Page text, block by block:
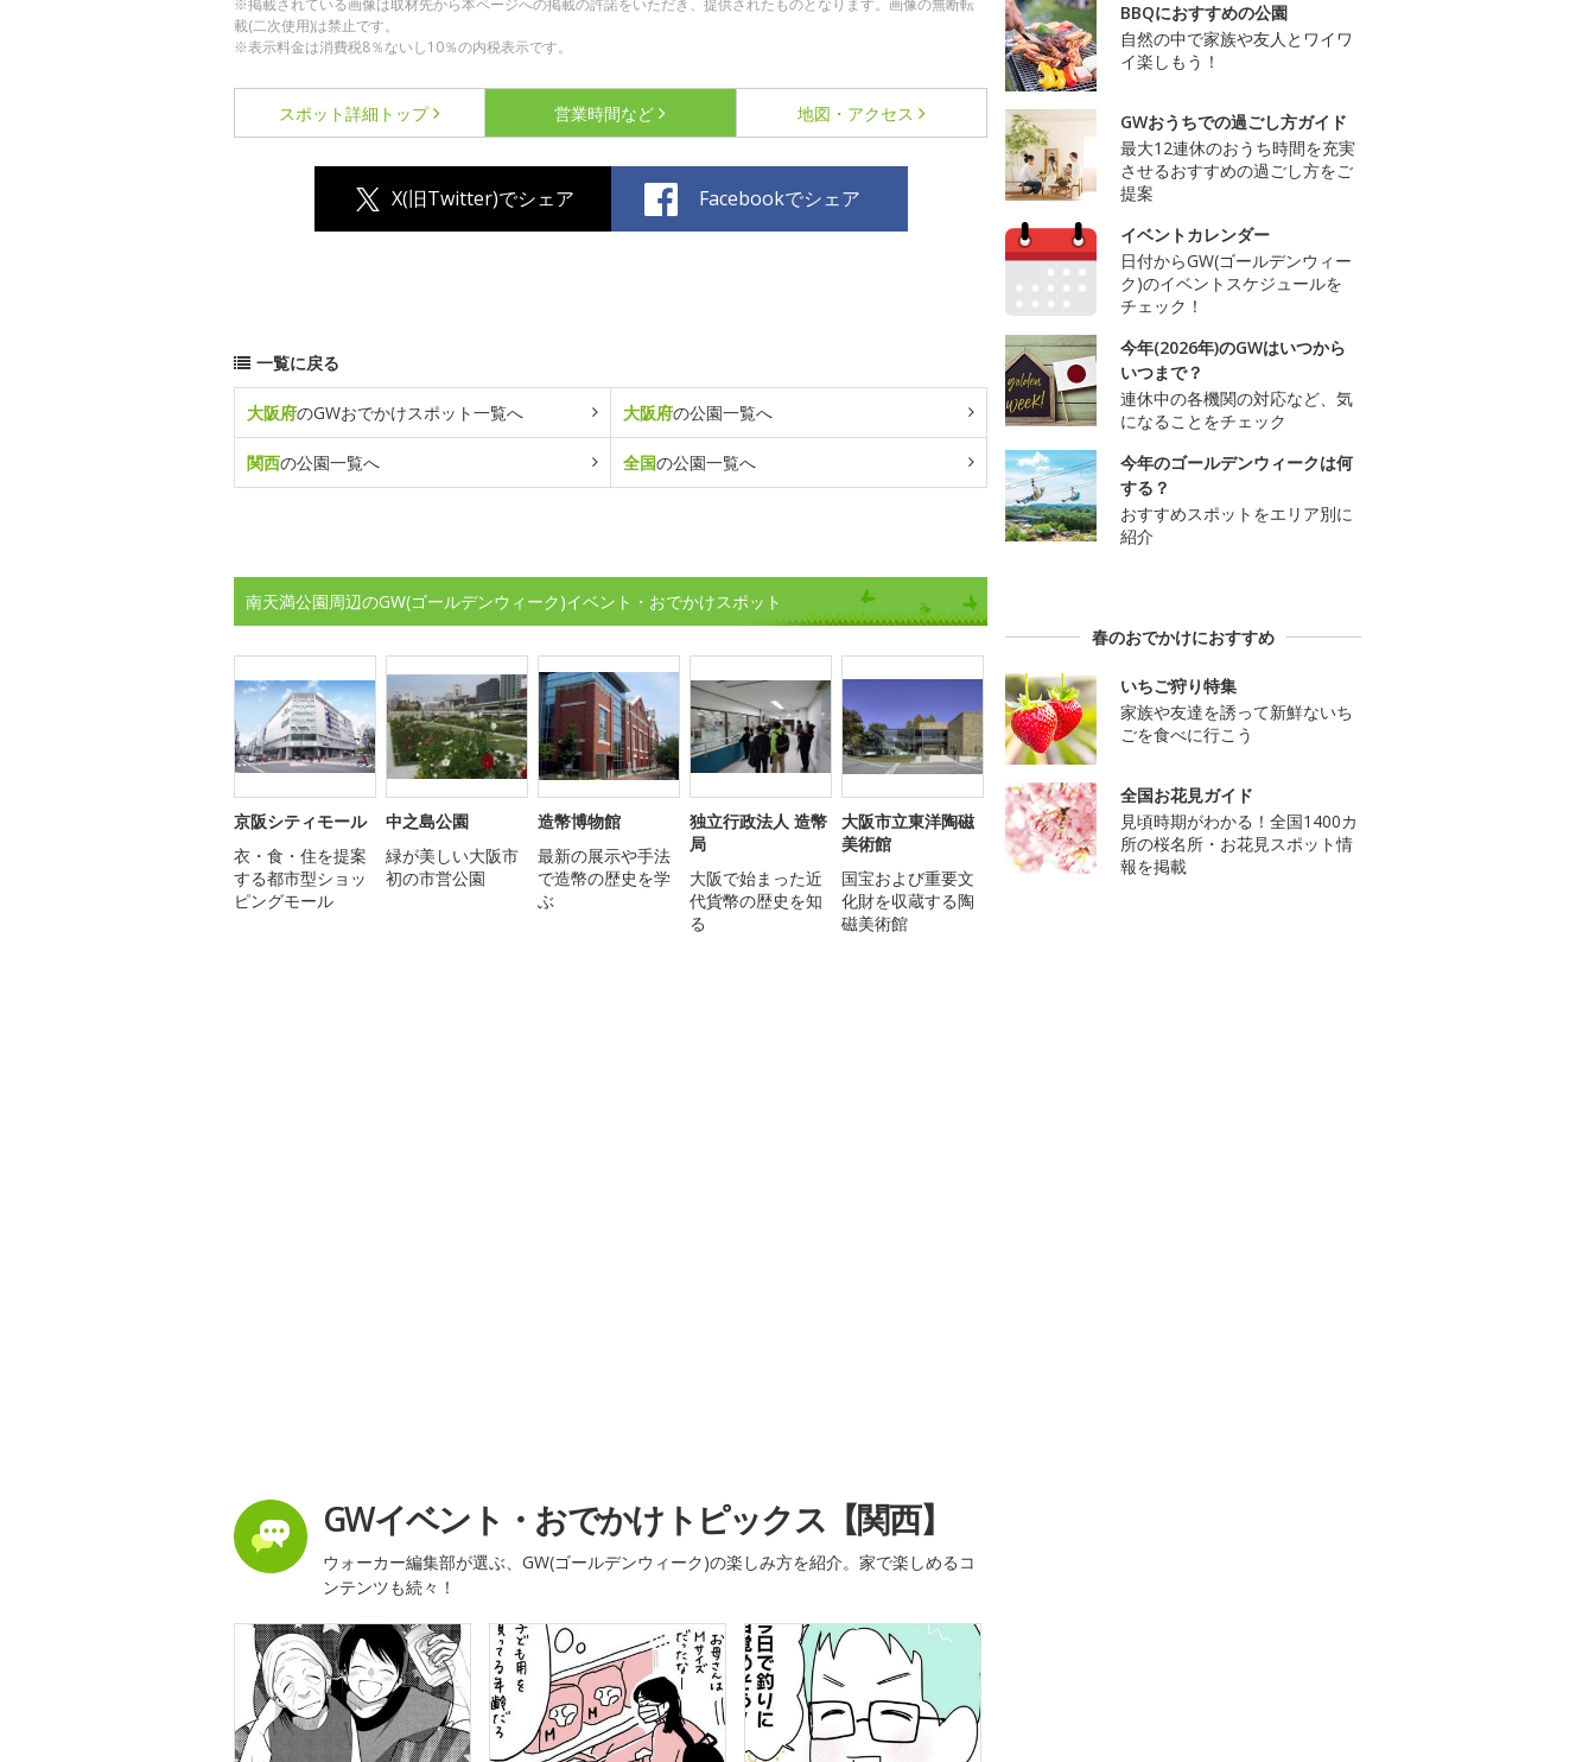
載(二次使用)は禁止です。
※表示料金は消費税8％ないし10％の内税表示です。
スポット詳細 トップ 営業時間など 地図・アクセス
X(旧Twitter)でシェア Facebookでシェア
一覧に戻る
大阪府のGWおでかけスポット一覧へ 大阪府の公園一覧へ
関西の公園一覧へ 全国の公園一覧へ
南天満公園周辺のGW(ゴールデンウィーク)イベント・おでかけスポット
京阪シティモール
衣・食・住を提案
する都市型ショッ
ピングモール
中之島公園
緑が美しい大阪市
初の市営公園
造幣博物館
最新の展示や手法
で造幣の歴史を学
ぶ
独立行政法人 造幣
局
大阪で始まった近
代貨幣の歴史を知
る
大阪市立東洋陶磁
美術館
国宝および重要文
化財を収蔵する陶
磁美術館
GWイベント・おでかけトピックス【関西】
ウォーカー編集部が選ぶ、GW(ゴールデンウィーク)の楽しみ方を紹介。家で楽しめるコ
ンテンツも続々！
BBQにおすすめの公園
自然の中で家族や友人とワイワ
イ楽しもう！
GWおうちでの過ごし方ガイド
最大12連休のおうち時間を充実
させるおすすめの過ごし方をご
提案
イベントカレンダー
日付からGW(ゴールデンウィー
ク)のイベントスケジュールを
チェック！
今年(2026年)のGWはいつから
いつまで？
連休中の各機関の対応など、気
になることをチェック
今年のゴールデンウィークは何
する？
おすすめスポットをエリア別に
紹介
春のおでかけにおすすめ
いちご狩り特集
家族や友達を誘って新鮮ないち
ごを食べに行こう
全国お花見ガイド
見頃時期がわかる！全国1400カ
所の桜名所・お花見スポット情
報を掲載